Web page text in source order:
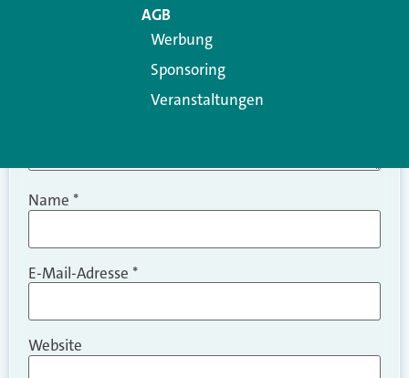
Name *
E-Mail-Adresse *
Website
AGB
Werbung
Sponsoring
Veranstaltungen